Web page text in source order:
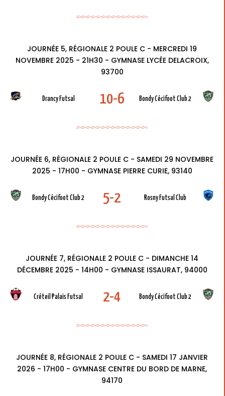
JOURNÉE 5, RÉGIONALE 2 POULE C - MERCREDI 19
NOVEMBRE 2025 - 21H30 - GYMNASE LYCÉE DELACROIX,
93700
Drancy Futsal 10-6 Bondy Cécifoot Club 2
JOURNÉE 6, RÉGIONALE 2 POULE C - SAMEDI 29 NOVEMBRE
2025 - 17H00 - GYMNASE PIERRE CURIE, 93140
Bondy Cécifoot Club 2 5-2 Rosny Futsal Club
JOURNÉE 7, RÉGIONALE 2 POULE C - DIMANCHE 14
DÉCEMBRE 2025 - 14H00 - GYMNASE ISSAURAT, 94000
Créteil Palais Futsal 2-4 Bondy Cécifoot Club 2
JOURNÉE 8, RÉGIONALE 2 POULE C - SAMEDI 17 JANVIER
2026 - 17H00 - GYMNASE CENTRE DU BORD DE MARNE,
94170